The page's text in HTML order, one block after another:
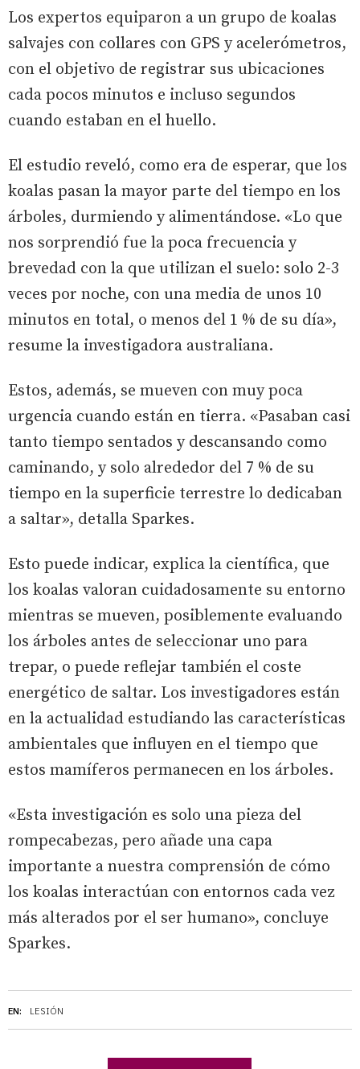
EN: LESIÓN
Los expertos equiparon a un grupo de koalas
salvajes con collares con GPS y acelerómetros,
con el objetivo de registrar sus ubicaciones
cada pocos minutos e incluso segundos
cuando estaban en el huello.
El estudio reveló, como era de esperar, que los
koalas pasan la mayor parte del tiempo en los
árboles, durmiendo y alimentándose. «Lo que
nos sorprendió fue la poca frecuencia y
brevedad con la que utilizan el suelo: solo 2-3
veces por noche, con una media de unos 10
minutos en total, o menos del 1 % de su día»,
resume la investigadora australiana.
Estos, además, se mueven con muy poca
urgencia cuando están en tierra. «Pasaban casi
tanto tiempo sentados y descansando como
caminando, y solo alrededor del 7 % de su
tiempo en la superficie terrestre lo dedicaban
a saltar», detalla Sparkes.
Esto puede indicar, explica la científica, que
los koalas valoran cuidadosamente su entorno
mientras se mueven, posiblemente evaluando
los árboles antes de seleccionar uno para
trepar, o puede reflejar también el coste
energético de saltar. Los investigadores están
en la actualidad estudiando las características
ambientales que influyen en el tiempo que
estos mamíferos permanecen en los árboles.
«Esta investigación es solo una pieza del
rompecabezas, pero añade una capa
importante a nuestra comprensión de cómo
los koalas interactúan con entornos cada vez
más alterados por el ser humano», concluye
Sparkes.